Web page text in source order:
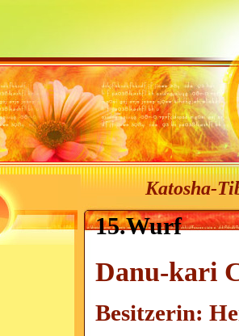
Katosha-
15.Wurf
Danu-kari
Besitzerin: